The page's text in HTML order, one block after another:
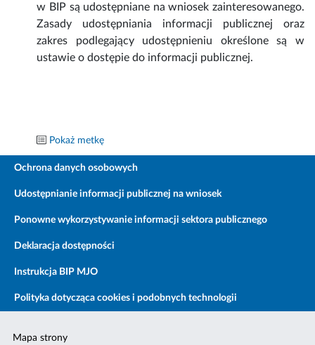
w BIP są udostępniane na wniosek zainteresowanego.
Zasady udostępniania informacji publicznej oraz
zakres podlegający udostępnieniu określone są w
ustawie o dostępie do informacji publicznej.
Pokaż metkę
Ochrona danych osobowych
Udostępnianie informacji publicznej na wniosek
Ponowne wykorzystywanie informacji sektora publicznego
Deklaracja dostępności
Instrukcja BIP MJO
Polityka dotycząca cookies i podobnych technologii
Mapa strony